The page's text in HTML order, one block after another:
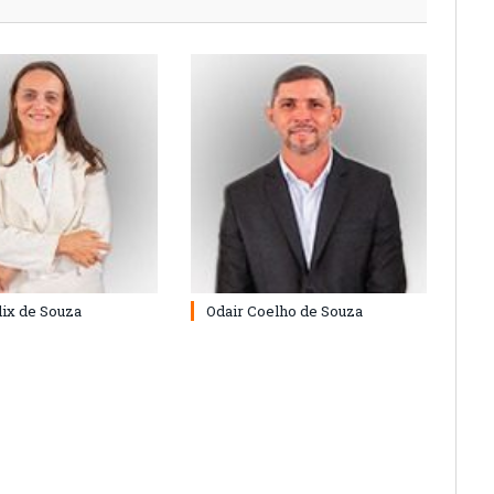
de Souza Odair Coelho de Souza